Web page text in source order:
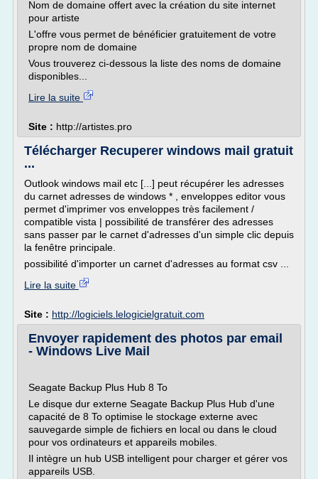
Nom de domaine offert avec la création du site internet
pour artiste
L'offre vous permet de bénéficier gratuitement de votre
propre nom de domaine
Vous trouverez ci-dessous la liste des noms de domaine
disponibles...
Lire la suite
Site : http://artistes.pro
Télécharger Recuperer windows mail gratuit
...
Outlook windows mail etc [...] peut récupérer les adresses
du carnet adresses de windows * , enveloppes editor vous
permet d'imprimer vos enveloppes très facilement /
compatible vista | possibilité de transférer des adresses
sans passer par le carnet d'adresses d'un simple clic depuis
la fenêtre principale.
possibilité d'importer un carnet d'adresses au format csv ...
Lire la suite
Site : http://logiciels.lelogicielgratuit.com
Envoyer rapidement des photos par email
- Windows Live Mail
Seagate Backup Plus Hub 8 To
Le disque dur externe Seagate Backup Plus Hub d'une
capacité de 8 To optimise le stockage externe avec
sauvegarde simple de fichiers en local ou dans le cloud
pour vos ordinateurs et appareils mobiles.
Il intègre un hub USB intelligent pour charger et gérer vos
appareils USB.